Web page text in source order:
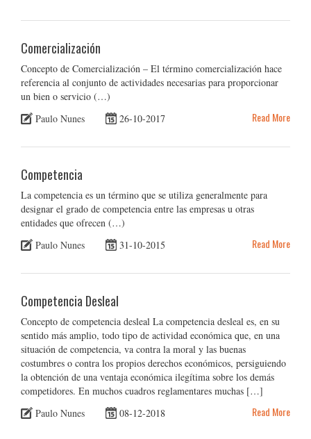
Comercialización
Concepto de Comercialización – El término comercialización hace
referencia al conjunto de actividades necesarias para proporcionar
un bien o servicio (…)
Paulo Nunes
26-10-2017 Read More
Competencia
La competencia es un término que se utiliza generalmente para
designar el grado de competencia entre las empresas u otras
entidades que ofrecen (…)
Paulo Nunes
31-10-2015 Read More
Competencia Desleal
Concepto de competencia desleal La competencia desleal es, en su
sentido más amplio, todo tipo de actividad económica que, en una
situación de competencia, va contra la moral y las buenas
costumbres o contra los propios derechos económicos, persiguiendo
la obtención de una ventaja económica ilegítima sobre los demás
competidores. En muchos cuadros reglamentares muchas […]
Paulo Nunes
08-12-2018 Read More